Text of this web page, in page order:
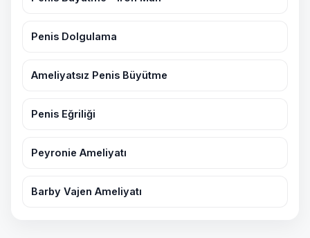
Penis Dolgulama
Ameliyatsız Penis Büyütme
Penis Eğriliği
Peyronie Ameliyatı
Barby Vajen Ameliyatı